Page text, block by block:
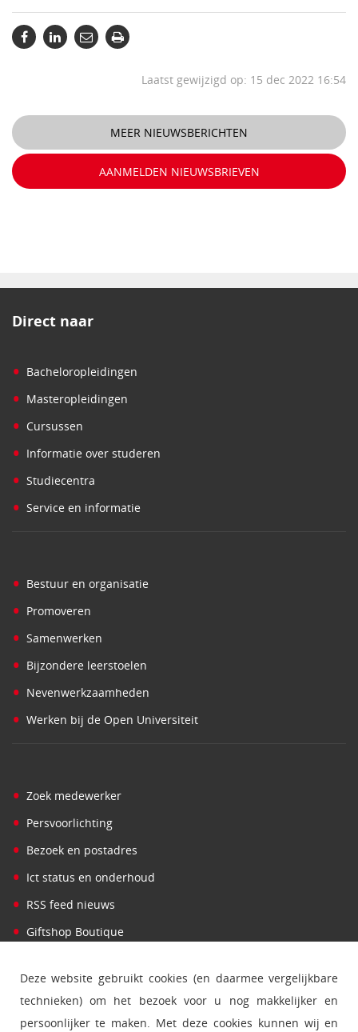
Laatst gewijzigd op: 15 dec 2022 16:54
MEER NIEUWSBERICHTEN
AANMELDEN NIEUWSBRIEVEN
Deze website gebruikt cookies (en daarmee vergelijkbare
technieken) om het bezoek voor u nog makkelijker en
persoonlijker te maken. Met deze cookies kunnen wij en
Direct naar
• Bacheloropleidingen
• Masteropleidingen
• Cursussen
• Informatie over studeren
• Studiecentra
• Service en informatie
• Bestuur en organisatie
• Promoveren
• Samenwerken
• Bijzondere leerstoelen
• Nevenwerkzaamheden
• Werken bij de Open Universiteit
• Zoek medewerker
• Persvoorlichting
• Bezoek en postadres
• Ict status en onderhoud
• RSS feed nieuws
• Giftshop Boutique